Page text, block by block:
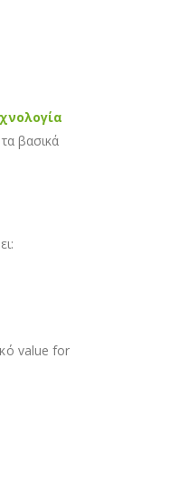
βασικά
value for